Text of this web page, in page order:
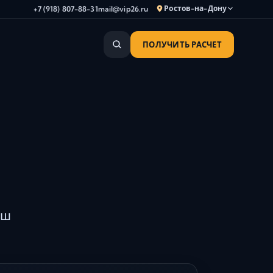
+7 (918) 807-88-31mail@vip26.ru Ростов-на-Дону
Каспийск
ПОЛУЧИТЬ РАСЧЕТ